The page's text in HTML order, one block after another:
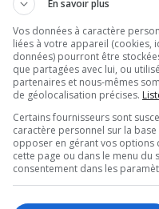
mais les services à
services de garde, le
administratifs sont
aussi rester à la
journée.
En savoir plus
Vos données à caractère
liées à votre appareil (cookies,
données) pourront être
que partagées avec lui, ou
partenaires et nous-mêmes
de géolocalisation précises.
Certains fournisseurs sont
caractère personnel sur la
opposer en gérant vos options
cette page ou dans le menu
consentement dans les